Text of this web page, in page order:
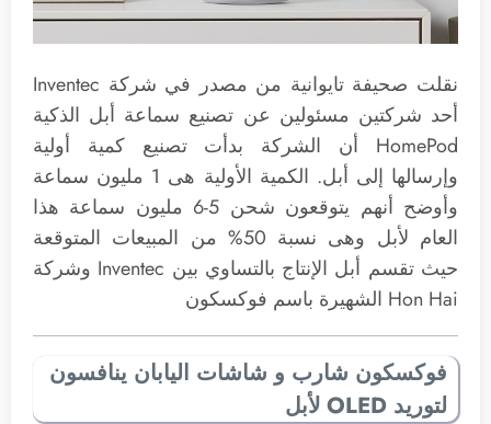
نقلت صحيفة تايوانية من مصدر في شركة Inventec
أحد شركتين مسئولين عن تصنيع سماعة أبل الذكية
HomePod أن الشركة بدأت تصنيع كمية أولية
وإرسالها إلى أبل. الكمية الأولية هى 1 مليون سماعة
وأوضح أنهم يتوقعون شحن 5-6 مليون سماعة هذا
العام لأبل وهى نسبة 50% من المبيعات المتوقعة
حيث تقسم أبل الإنتاج بالتساوي بين Inventec وشركة
Hon Hai الشهيرة باسم فوكسكون
فوكسكون شارب و شاشات اليابان ينافسون
لتوريد OLED لأبل